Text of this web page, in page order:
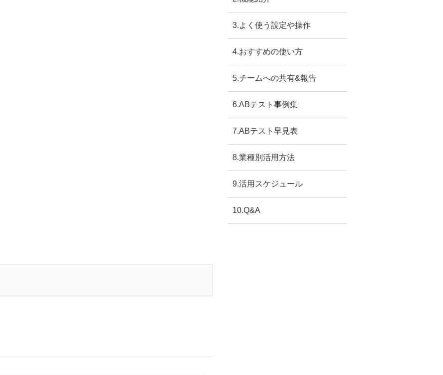
3.よく使う設定や操作
4.おすすめの使い方
5.チームへの共有&報告
6.ABテスト事例集
7.ABテスト早見表
8.業種別活用方法
9.活用スケジュール
10.Q&A